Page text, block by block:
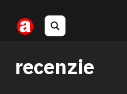
recenzie